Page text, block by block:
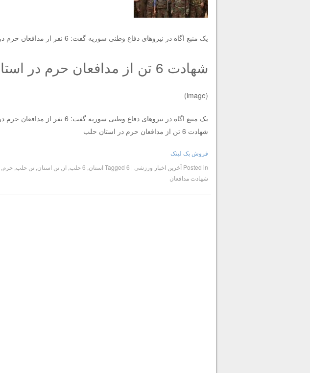
یک منبع اگاه در نیروهای دفاع وطنی سوریه گفت: 6 نفر از مدافعان حرم در استان حلب به شهادت رسیدند.
شهادت 6 تن از مدافعان حرم در استان حلب
(image)
یک منبع اگاه در نیروهای دفاع وطنی سوریه گفت: 6 نفر از مدافعان حرم در استان حلب به شهادت رسیدند.
شهادت 6 تن از مدافعان حرم در استان حلب
فروش بک لینک
Posted in آخرین اخبار ورزشی |
Tagged6 استان 6 حلب از تن استان تن حلب حرم
شهادت مدافعان